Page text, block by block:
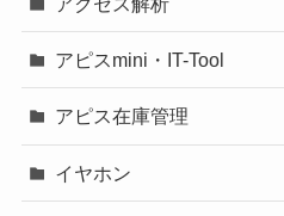
アピスmini・IT-Tool
アピス在庫管理
イヤホン